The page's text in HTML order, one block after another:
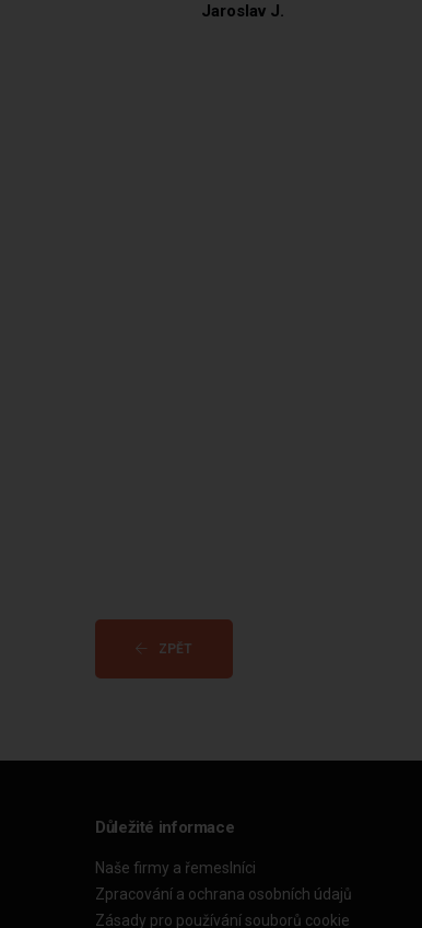
Jaroslav J.
ZPĚT
Důležité informace
Naše firmy a řemeslníci
Zpracování a ochrana osobních údajů
Zásady pro používání souborů cookie